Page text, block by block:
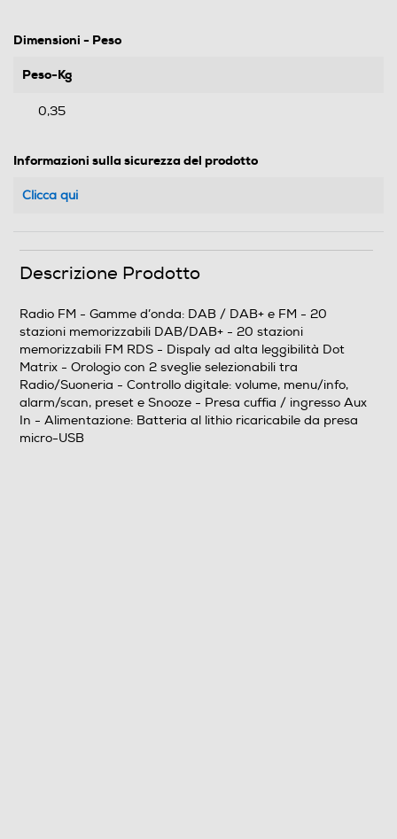
Dimensioni - Peso
Peso-Kg
0,35
Informazioni sulla sicurezza del prodotto
Clicca qui
Descrizione Prodotto
Radio FM - Gamme d’onda: DAB / DAB+ e FM - 20
stazioni memorizzabili DAB/DAB+ - 20 stazioni
memorizzabili FM RDS - Dispaly ad alta leggibilità Dot
Matrix - Orologio con 2 sveglie selezionabili tra
Radio/Suoneria - Controllo digitale: volume, menu/info,
alarm/scan, preset e Snooze - Presa cuffia / ingresso Aux
In - Alimentazione: Batteria al lithio ricaricabile da presa
micro-USB